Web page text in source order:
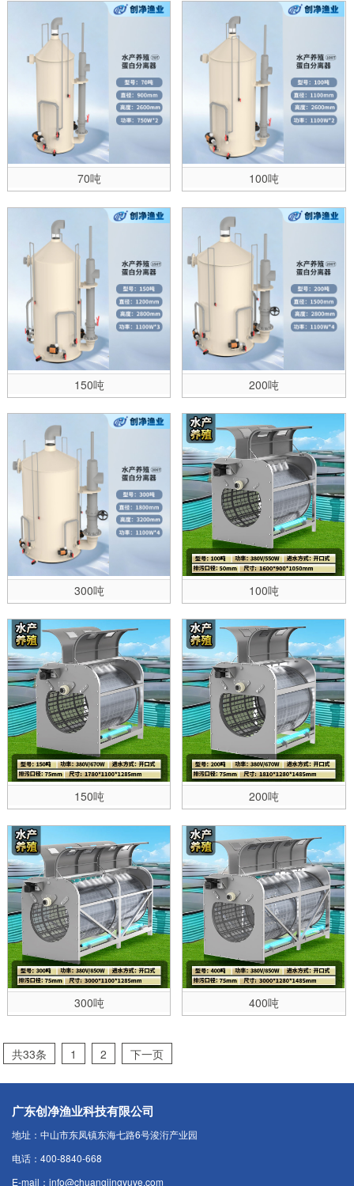
70吨 100吨
150吨 200吨
300吨 100吨
150吨 200吨
300吨 400吨
共33条 1 2 下一页
广东创净渔业科技有限公司
地址：中山市东凤镇东海七路6号浚洐产业园
电话：400-8840-668
E-mail：info@chuangjingyuye.com